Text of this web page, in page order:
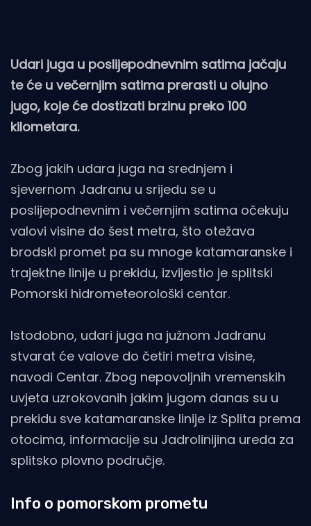
Udari juga u poslijepodnevnim satima jačaju
te će u večernjim satima prerasti u olujno
jugo, koje će dostizati brzinu preko 100
kilometara.
Zbog jakih udara juga na srednjem i
sjevernom Jadranu u srijedu se u
poslijepodnevnim i večernjim satima očekuju
valovi visine do šest metra, što otežava
brodski promet pa su mnoge katamaranske i
trajektne linije u prekidu, izvijestio je splitski
Pomorski hidrometeorološki centar.
Istodobno, udari juga na južnom Jadranu
stvarat će valove do četiri metra visine,
navodi Centar. Zbog nepovoljnih vremenskih
uvjeta uzrokovanih jakim jugom danas su u
prekidu sve katamaranske linije iz Splita prema
otocima, informacije su Jadrolinijina ureda za
splitsko plovno područje.
Info o pomorskom prometu